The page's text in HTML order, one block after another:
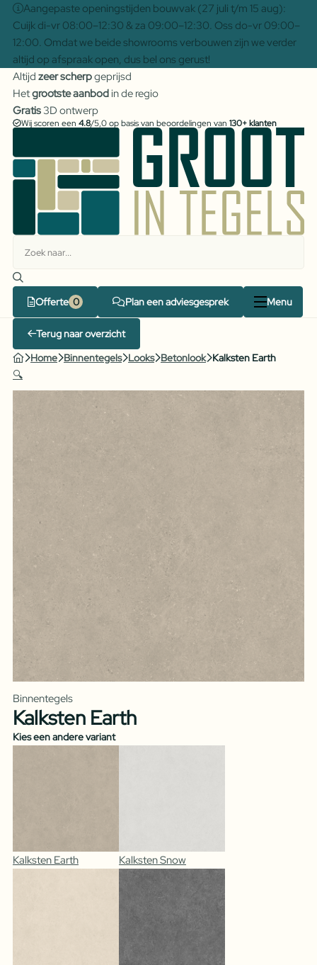
Aangepaste openingstijden bouwvak (27 juli t/m 15 aug):
Cuijk di-vr 08:00–12:30 & za 09:00–12:30. Oss do-vr 09:00–
12:00. Omdat we beide showrooms verbouwen zijn we verder
altijd op afspraak open, dus bel ons gerust!
Altijd zeer scherpgeprijsd
Hetgrootste aanbodin de regio
Gratis3D ontwerp
Wij scoren een 4.8/5,0 op basis van beoordelingen van 130+ klanten
Offerte Plan een adviesgesprek Menu
Terug naar overzicht
Home Binnentegels Looks Betonlook Kalksten Earth
🔍
Binnentegels
Kalksten Earth
Kies een andere variant
Kalksten Earth Kalksten Snow